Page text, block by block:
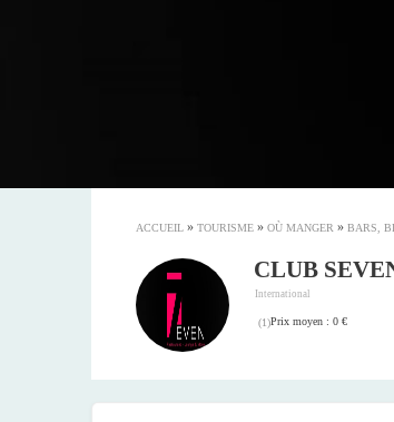
ACCUEIL » TOURISME » OÙ MANGER » BARS,
CLUB
International
(1)Prix moyen : 0 €